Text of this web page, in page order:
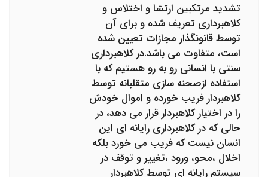
تشدید مرتکبین ارتشا و اختلاس و
کلاهبرداری تعریف شده و برای آن
توسط قانونگذار مجازات تعیین شده
است، متفاوت می باشد.در کلاهبرداری
سنتی با انسانی رو به رو هستیم که با
استفاده ازصحنه سازی متقلبانه توسط
کلاهبردار فریب خورده و اموال خودش
را در اختیار کلاهبردار قرار می دهد، در
حالی که در کلاهبرداری رایانه ای این
انسان نیست که فریب می خورد بلکه
اخلال ،محو، ورود ،تغییر و توقف در
سیستم رایانه ای توسط کلاهبردار